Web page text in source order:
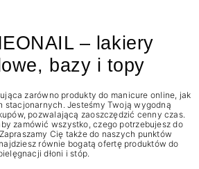
– lakiery
bazy i topy
zarówno produkty do manicure online, jak
stacjonarnych. Jesteśmy Twoją wygodną
pozwalającą zaoszczędzić cenny czas.
zamówić wszystko, czego potrzebujesz do
Cię także do naszych punktów
równie bogatą ofertę produktów do
dłoni i stóp.